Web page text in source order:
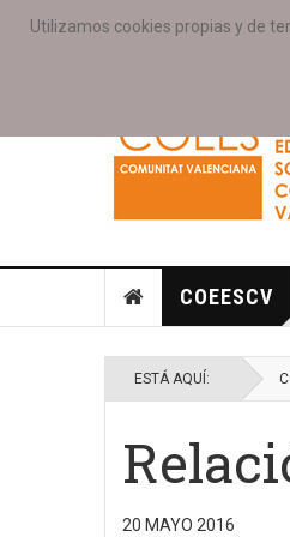
Utilizamos cookies propias y de
PORTADA ACCESO
COEESCV
ESTÁ AQUÍ:
20 MAYO 2016